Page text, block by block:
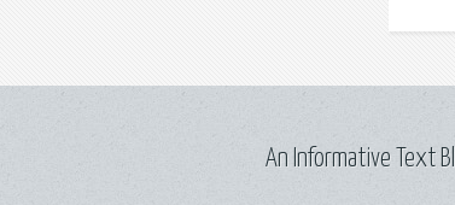
An Informative Text